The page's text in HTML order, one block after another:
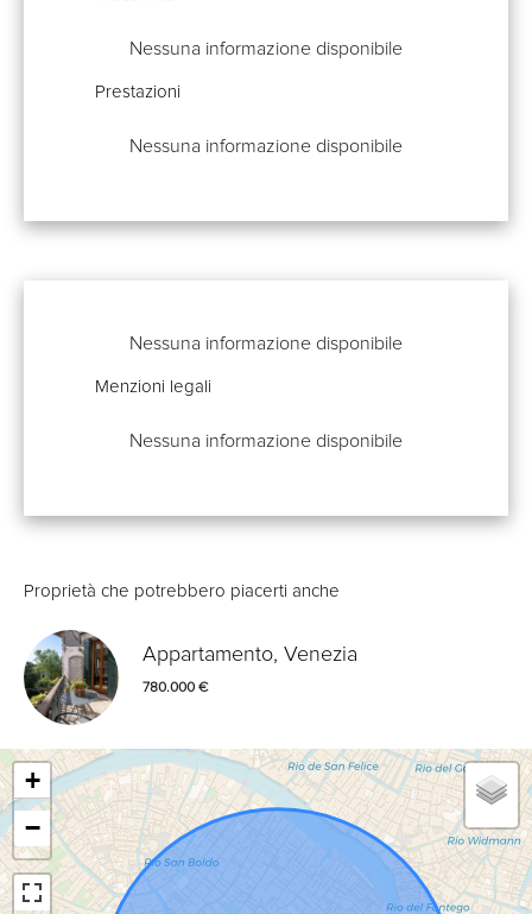
Nessuna informazione disponibile
Prestazioni
Nessuna informazione disponibile
Nessuna informazione disponibile
Menzioni legali
Nessuna informazione disponibile
Proprietà che potrebbero piacerti anche
Appartamento, Venezia
780.000 €
+
−